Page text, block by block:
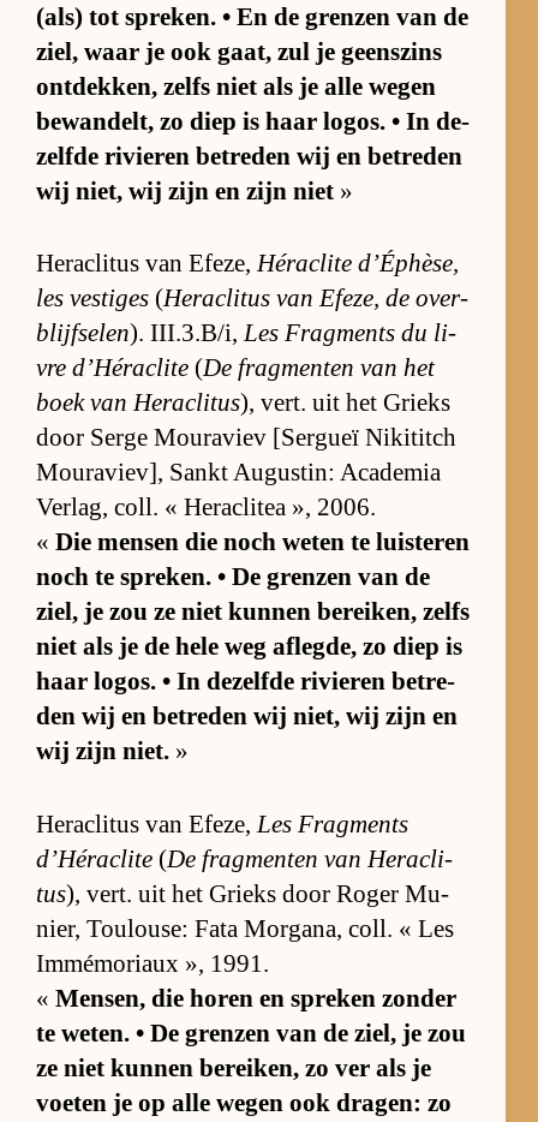
(als) tot spre­ken. • En de gren­zen van de
ziel, waar je ook gaat, zul je geens­zins
ont­dek­ken, zelfs niet als je alle we­gen
be­wan­delt, zo diep is haar lo­gos. • In de­
zelfde ri­vie­ren be­tre­den wij en be­tre­den
wij niet, wij zijn en zijn niet »
He­ra­cli­tus van Efe­ze,Hé­ra­clite d’É­p­hè­se,
les ves­ti­ges (He­ra­cli­tus van Efe­ze, de over­
blijf­se­len). III.3.­B/i,Les Frag­ments du li­
vre d’Hé­ra­clite (De frag­men­ten van het
boek van He­ra­cli­tus), vert. uit het Grieks
door Serge Mou­ra­viev [Ser­gueï Ni­ki­titch
Mou­ra­vie­v], Sankt Au­gus­tin: Aca­de­mia
Ver­lag, coll. « He­ra­cli­tea », 2006.
« Die men­sen die noch we­ten te luis­te­ren
noch te spre­ken. • De gren­zen van de
ziel, je zou ze niet kun­nen be­rei­ken, zelfs
niet als je de hele weg af­leg­de, zo diep is
haar lo­gos. • In de­zelfde ri­vie­ren be­tre­
den wij en be­tre­den wij niet, wij zijn en
wij zijn niet. »
He­ra­cli­tus van Efe­ze,Les Frag­ments
d’Hé­ra­clite (De frag­men­ten van He­ra­cli­
tus), vert. uit het Grieks door Ro­ger Mu­
nier, Tou­lou­se: Fata Mor­ga­na, coll. « Les
Im­mé­mo­ri­aux », 1991.
« Men­sen, die ho­ren en spre­ken zon­der
te we­ten. • De gren­zen van de ziel, je zou
ze niet kun­nen be­rei­ken, zo ver als je
voe­ten je op alle we­gen ook dra­gen: zo